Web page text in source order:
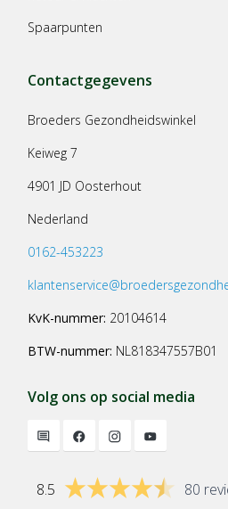
Spaarpunten
Contactgegevens
Broeders Gezondheidswinkel
Keiweg 7
4901 JD Oosterhout
Nederland
0162-453223
KvK-nummer: 20104614
BTW-nummer: NL818347557B01
Volg ons op social media
8.5 80